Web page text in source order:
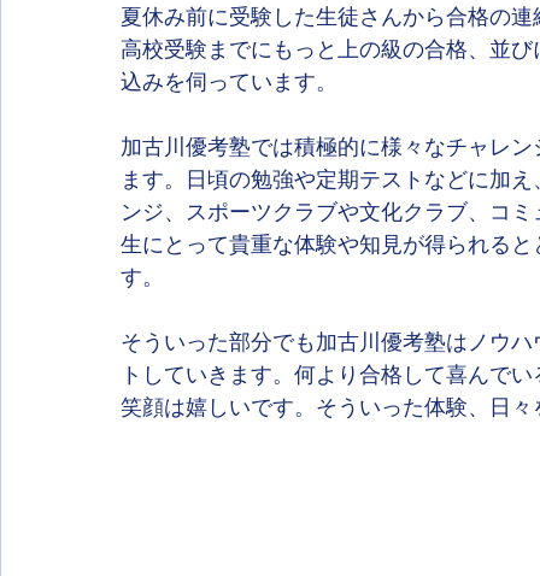
夏休み前に受験した生徒さんから合格の
高校受験までにもっと上の級の合格、並
込みを伺っています。
加古川優考塾では積極的に様々なチャレ
ます。日頃の勉強や定期テストなどに加
ンジ、スポーツクラブや文化クラブ、コ
生にとって貴重な体験や知見が得られる
す。
そういった部分でも加古川優考塾はノウ
トしていきます。何より合格して喜んで
笑顔は嬉しいです。そういった体験、日